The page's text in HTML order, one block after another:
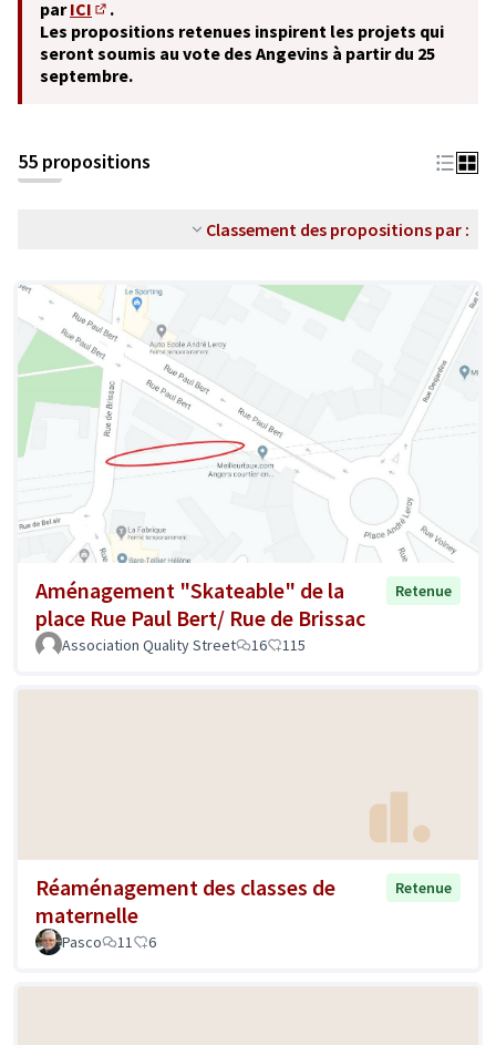
parICI
(S'ouvre dans un nouvel onglet)
.
Les propositions retenues inspirent les projets qui
seront soumis au vote des Angevins à partir du 25
septembre.
55 propositions
Classement des propositions par :
Aménagement "Skateable" de la
place Rue Paul Bert/ Rue de Brissac
Retenue
Association Quality Street 16 115
Réaménagement des classes de
maternelle
Retenue
Pasco 11 6